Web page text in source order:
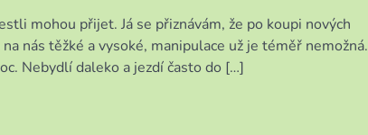
mohou přijet. Já se přiznávám, že po koupi nových
nás těžké a vysoké, manipulace už je téměř nemožná.
Nebydlí daleko a jezdí často do […]